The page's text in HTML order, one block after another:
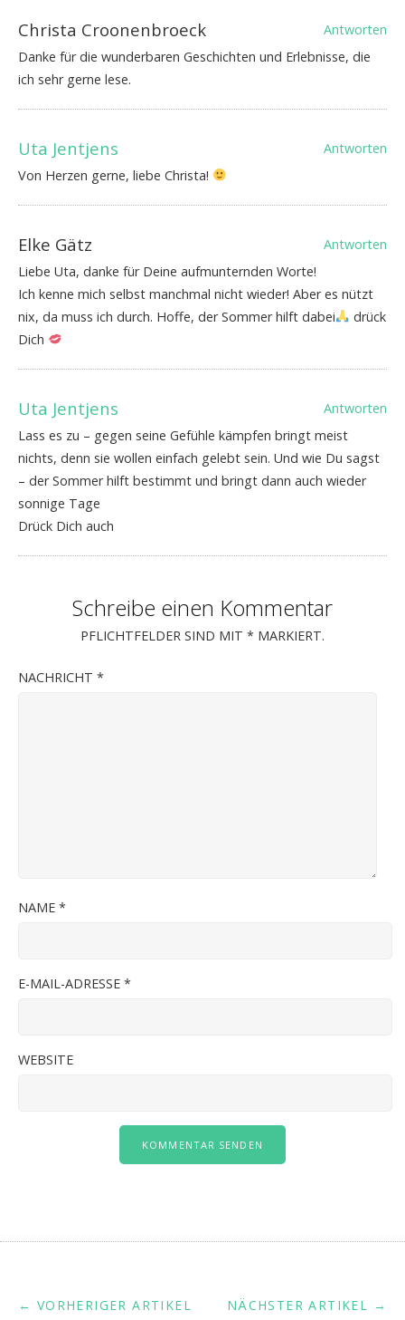
Christa Croonenbroeck
Antworten
Danke für die wunderbaren Geschichten und Erlebnisse, die
ich sehr gerne lese.
Uta Jentjens
Antworten
Von Herzen gerne, liebe Christa!
Elke Gätz
Antworten
Liebe Uta, danke für Deine aufmunternden Worte!
Ich kenne mich selbst manchmal nicht wieder! Aber es nützt
nix, da muss ich durch. Hoffe, der Sommer hilft dabei
drück
Dich
Uta Jentjens
Antworten
Lass es zu – gegen seine Gefühle kämpfen bringt meist
nichts, denn sie wollen einfach gelebt sein. Und wie Du sagst
– der Sommer hilft bestimmt und bringt dann auch wieder
sonnige Tage
Drück Dich auch
Schreibe einen Kommentar
PFLICHTFELDER SIND MIT * MARKIERT.
NACHRICHT *
NAME *
E-MAIL-ADRESSE *
WEBSITE
NÄCHSTER ARTIKEL →
← VORHERIGER ARTIKEL